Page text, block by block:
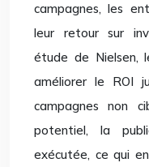
campagnes, les
leur retour sur
étude de Nielsen,
améliorer le ROI
campagnes non
potentiel, la
exécutée, ce qui